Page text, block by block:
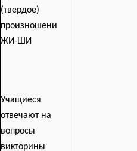
(твердое)
произношени
ЖИ-ШИ
Учащиеся
отвечают на
вопросы
викторины